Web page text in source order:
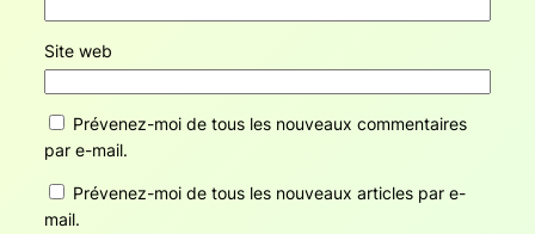
Site web
Prévenez-moi de tous les nouveaux commentaires
par e-mail.
Prévenez-moi de tous les nouveaux articles par e-
mail.